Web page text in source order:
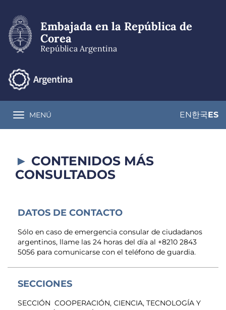
contenido
principal
Embajada en la República de
Corea
República Argentina
Toggle navigation
MENÚ EN한국ES
CONTENIDOS MÁS
CONSULTADOS
DATOS DE CONTACTO
Sólo en caso de emergencia consular de ciudadanos
argentinos, llame las 24 horas del día al +8210 2843
5056 para comunicarse con el teléfono de guardia.
SECCIONES
SECCIÓN COOPERACIÓN, CIENCIA, TECNOLOGÍA Y